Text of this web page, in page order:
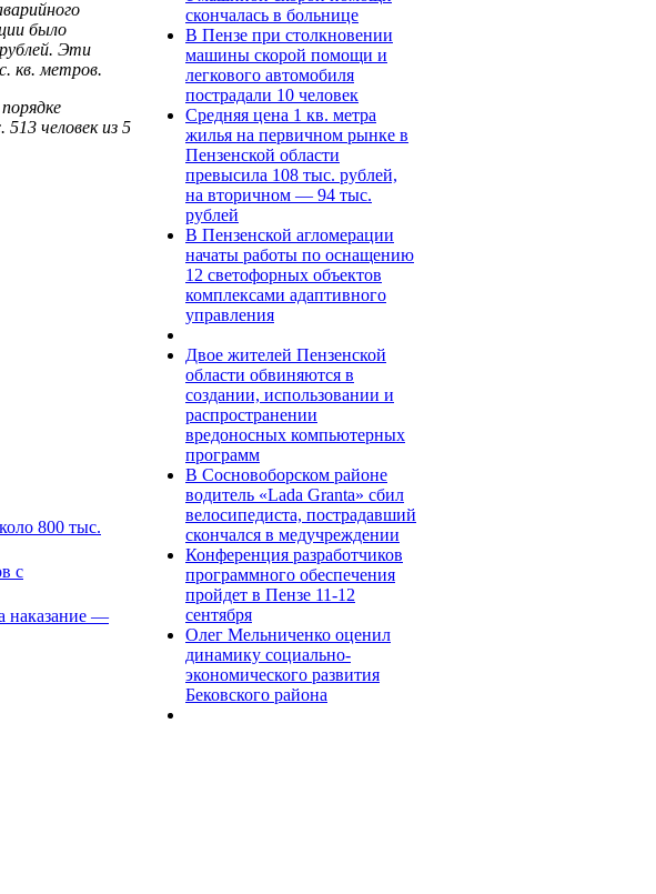
было
Эти
кв. метров.
человек из 5
800 тыс.
с
наказание —
скончалась в больнице
В Пензе при столкновении
машины скорой помощи и
легкового автомобиля
пострадали 10 человек
Средняя цена 1 кв. метра
жилья на первичном рынке в
Пензенской области
превысила 108 тыс. рублей,
на вторичном — 94 тыс.
рублей
В Пензенской агломерации
начаты работы по оснащению
12 светофорных объектов
комплексами адаптивного
управления
Двое жителей Пензенской
области обвиняются в
создании, использовании и
распространении
вредоносных компьютерных
программ
В Сосновоборском районе
водитель «Lada Granta» сбил
велосипедиста, пострадавший
скончался в медучреждении
Конференция разработчиков
программного обеспечения
пройдет в Пензе 11-12
сентября
Олег Мельниченко оценил
динамику социально-
экономического развития
Бековского района